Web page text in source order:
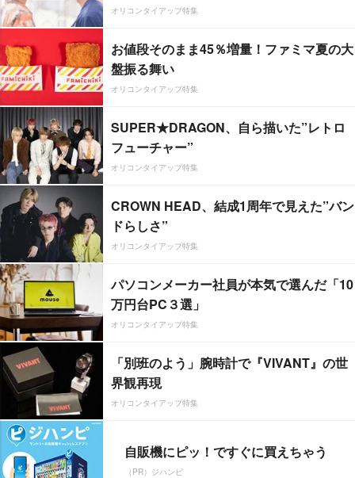
オリコンタイアップ特集
お値段そのまま45％増量！ファミマ夏の大
盤振る舞い
オリコンタイアップ特集
SUPER★DRAGON、自ら描いた”レトロ
フューチャー”
オリコンタイアップ特集
CROWN HEAD、結成1周年で見えた”バン
ドらしさ”
オリコンタイアップ特集
パソコンメーカー社員が本気で選んだ「10
万円台PC３選」
オリコンタイアップ特集
「別班のよう」腕時計で『VIVANT』の世
界観再現
オリコンタイアップ特集
自販機にピッ！ですぐに買えちゃう
（PR）ジハンピ